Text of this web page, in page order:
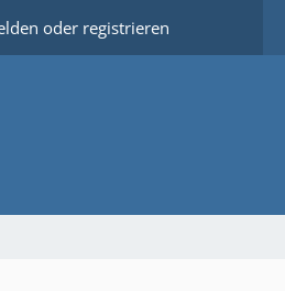
oder registrieren